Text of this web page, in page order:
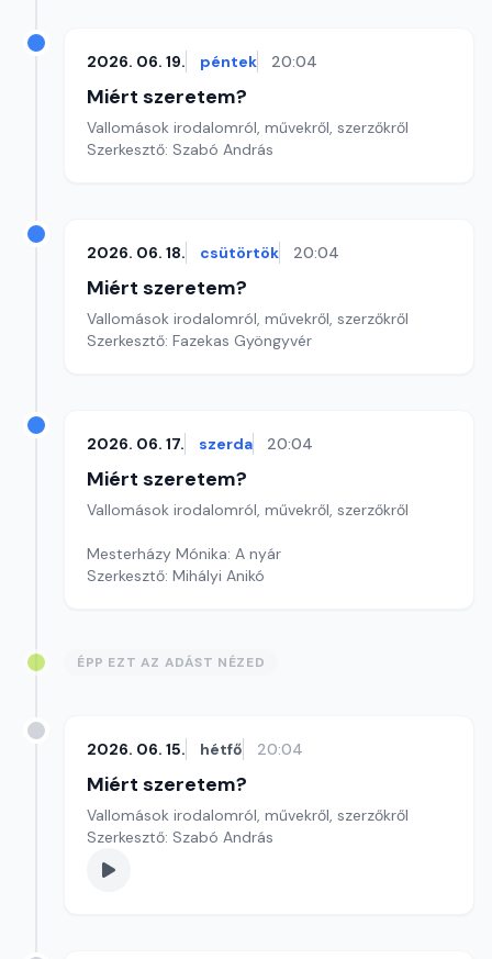
2026. 06. 19. péntek 20:04
Miért szeretem?
Vallomások irodalomról, művekről, szerzőkről
Szerkesztő: Szabó András
2026. 06. 18. csütörtök 20:04
Miért szeretem?
Vallomások irodalomról, művekről, szerzőkről
Szerkesztő: Fazekas Gyöngyvér
2026. 06. 17. szerda 20:04
Miért szeretem?
Vallomások irodalomról, művekről, szerzőkről
Mesterházy Mónika: A nyár
Szerkesztő: Mihályi Anikó
ÉPP EZT AZ ADÁST NÉZED
2026. 06. 15. hétfő 20:04
Miért szeretem?
Vallomások irodalomról, művekről, szerzőkről
Szerkesztő: Szabó András